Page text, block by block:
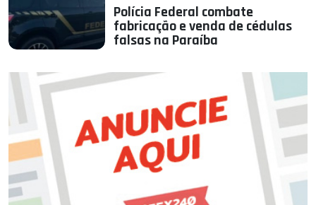
Polícia Federal combate
fabricação e venda de cédulas
falsas na Paraíba